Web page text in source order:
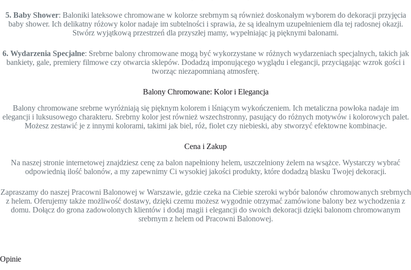
5. Baby Shower: Baloniki lateksowe chromowane w kolorze srebrnym są również doskonałym wyborem do dekoracji przyjęcia
baby shower. Ich delikatny różowy kolor nadaje im subtelności i sprawia, że są idealnym uzupełnieniem dla tej radosnej okazji.
Stwórz wyjątkową przestrzeń dla przyszłej mamy, wypełniając ją pięknymi balonami.
6. Wydarzenia Specjalne: Srebrne balony chromowane mogą być wykorzystane w różnych wydarzeniach specjalnych, takich jak
bankiety, gale, premiery filmowe czy otwarcia sklepów. Dodadzą imponującego wyglądu i elegancji, przyciągając wzrok gości i
tworząc niezapomnianą atmosferę.
Balony Chromowane: Kolor i Elegancja
Balony chromowane srebrne wyróżniają się pięknym kolorem i lśniącym wykończeniem. Ich metaliczna powłoka nadaje im
elegancji i luksusowego charakteru. Srebrny kolor jest również wszechstronny, pasujący do różnych motywów i kolorowych palet.
Możesz zestawić je z innymi kolorami, takimi jak biel, róż, fiolet czy niebieski, aby stworzyć efektowne kombinacje.
Cena i Zakup
Na naszej stronie internetowej znajdziesz cenę za balon napełniony helem, uszczelniony żelem na wsążce. Wystarczy wybrać
odpowiednią ilość balonów, a my zapewnimy Ci wysokiej jakości produkty, które dodadzą blasku Twojej dekoracji.
Zapraszamy do naszej Pracowni Balonowej w Warszawie, gdzie czeka na Ciebie szeroki wybór balonów chromowanych srebrnych
z helem. Oferujemy także możliwość dostawy, dzięki czemu możesz wygodnie otrzymać zamówione balony bez wychodzenia z
domu. Dołącz do grona zadowolonych klientów i dodaj magii i elegancji do swoich dekoracji dzięki balonom chromowanym
srebrnym z helem od Pracowni Balonowej.
Opinie